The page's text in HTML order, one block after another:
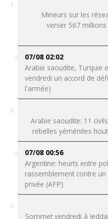
Mineurs sur les
verser 567
07/08 02:02
Arabie saoudite, Turquie
vendredi un accord de
l'armée)
Arabie saoudite: 11
rebelles yéménites
07/08 00:56
Argentine: heurts entre
rassemblement contre
privée (AFP)
Sommet vendredi à